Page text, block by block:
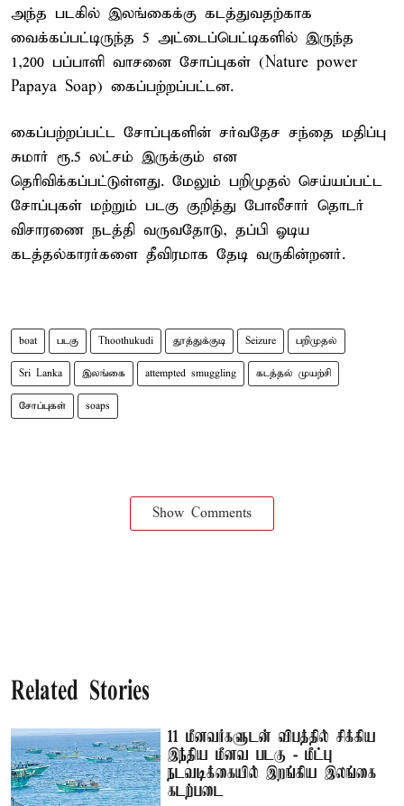
அந்த படகில் இலங்கைக்கு கடத்துவதற்காக
வைக்கப்பட்டிருந்த 5 அட்டைப்பெட்டிகளில் இருந்த
1,200 பப்பாளி வாசனை சோப்புகள் (Nature power
Papaya Soap) கைப்பற்றப்பட்டன.
கைப்பற்றப்பட்ட சோப்புகளின் சர்வதேச சந்தை மதிப்பு
சுமார் ரூ.5 லட்சம் இருக்கும் என
தெரிவிக்கப்பட்டுள்ளது. மேலும் பறிமுதல் செய்யப்பட்ட
சோப்புகள் மற்றும் படகு குறித்து போலீசார் தொடர்
விசாரணை நடத்தி வருவதோடு, தப்பி ஓடிய
கடத்தல்காரர்களை தீவிரமாக தேடி வருகின்றனர்.
boat படகு Thoothukudi தூத்துக்குடி Seizure பறிமுதல்
Sri Lanka இலங்கை attempted smuggling கடத்தல் முயற்சி
சோப்புகள் soaps
Show Comments
Related Stories
11 மீனவர்களுடன் விபத்தில் சிக்கிய
இந்திய மீனவ படகு - மீட்பு
நடவடிக்கையில் இறங்கிய இலங்கை
கடற்படை